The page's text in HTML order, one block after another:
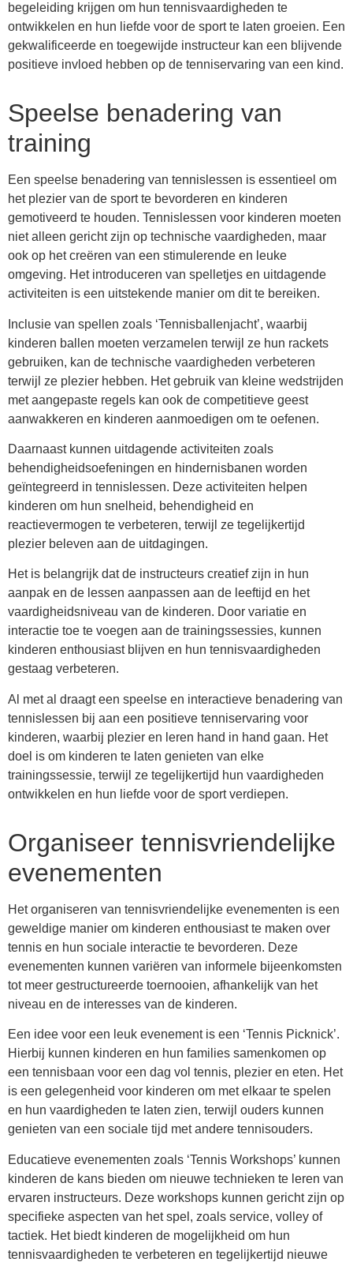
begeleiding krijgen om hun tennisvaardigheden te
ontwikkelen en hun liefde voor de sport te laten groeien. Een
gekwalificeerde en toegewijde instructeur kan een blijvende
positieve invloed hebben op de tenniservaring van een kind.
Speelse benadering van
training
Een speelse benadering van tennislessen is essentieel om
het plezier van de sport te bevorderen en kinderen
gemotiveerd te houden. Tennislessen voor kinderen moeten
niet alleen gericht zijn op technische vaardigheden, maar
ook op het creëren van een stimulerende en leuke
omgeving. Het introduceren van spelletjes en uitdagende
activiteiten is een uitstekende manier om dit te bereiken.
Inclusie van spellen zoals ‘Tennisballenjacht’, waarbij
kinderen ballen moeten verzamelen terwijl ze hun rackets
gebruiken, kan de technische vaardigheden verbeteren
terwijl ze plezier hebben. Het gebruik van kleine wedstrijden
met aangepaste regels kan ook de competitieve geest
aanwakkeren en kinderen aanmoedigen om te oefenen.
Daarnaast kunnen uitdagende activiteiten zoals
behendigheidsoefeningen en hindernisbanen worden
geïntegreerd in tennislessen. Deze activiteiten helpen
kinderen om hun snelheid, behendigheid en
reactievermogen te verbeteren, terwijl ze tegelijkertijd
plezier beleven aan de uitdagingen.
Het is belangrijk dat de instructeurs creatief zijn in hun
aanpak en de lessen aanpassen aan de leeftijd en het
vaardigheidsniveau van de kinderen. Door variatie en
interactie toe te voegen aan de trainingssessies, kunnen
kinderen enthousiast blijven en hun tennisvaardigheden
gestaag verbeteren.
Al met al draagt een speelse en interactieve benadering van
tennislessen bij aan een positieve tenniservaring voor
kinderen, waarbij plezier en leren hand in hand gaan. Het
doel is om kinderen te laten genieten van elke
trainingssessie, terwijl ze tegelijkertijd hun vaardigheden
ontwikkelen en hun liefde voor de sport verdiepen.
Organiseer tennisvriendelijke
evenementen
Het organiseren van tennisvriendelijke evenementen is een
geweldige manier om kinderen enthousiast te maken over
tennis en hun sociale interactie te bevorderen. Deze
evenementen kunnen variëren van informele bijeenkomsten
tot meer gestructureerde toernooien, afhankelijk van het
niveau en de interesses van de kinderen.
Een idee voor een leuk evenement is een ‘Tennis Picknick’.
Hierbij kunnen kinderen en hun families samenkomen op
een tennisbaan voor een dag vol tennis, plezier en eten. Het
is een gelegenheid voor kinderen om met elkaar te spelen
en hun vaardigheden te laten zien, terwijl ouders kunnen
genieten van een sociale tijd met andere tennisouders.
Educatieve evenementen zoals ‘Tennis Workshops’ kunnen
kinderen de kans bieden om nieuwe technieken te leren van
ervaren instructeurs. Deze workshops kunnen gericht zijn op
specifieke aspecten van het spel, zoals service, volley of
tactiek. Het biedt kinderen de mogelijkheid om hun
tennisvaardigheden te verbeteren en tegelijkertijd nieuwe